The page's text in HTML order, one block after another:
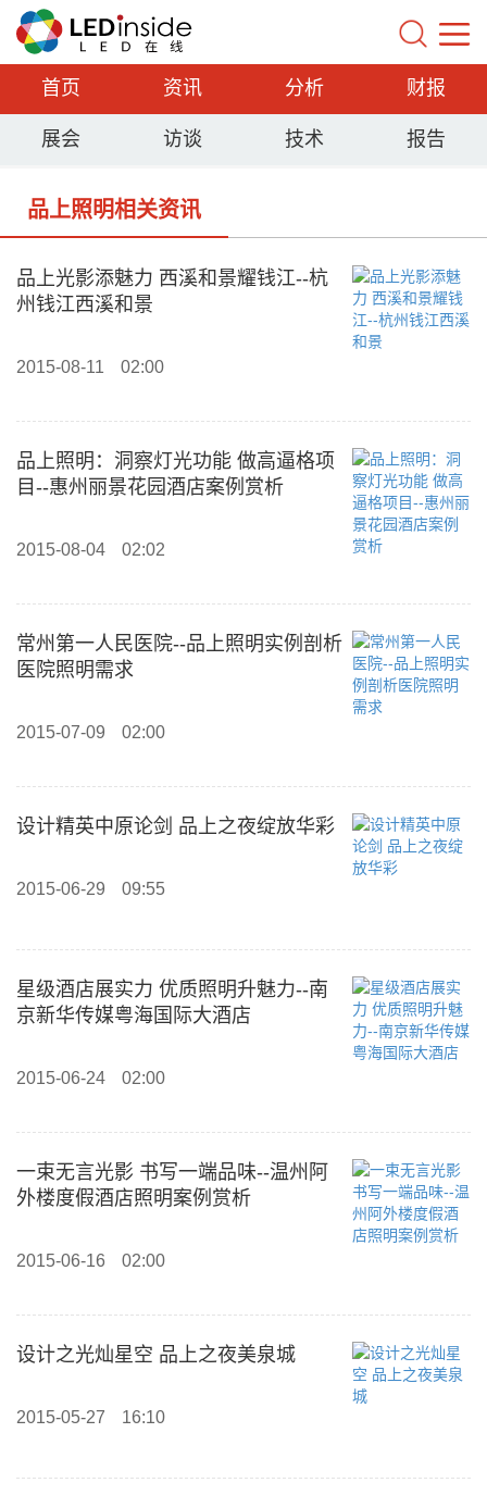
首页 资讯 分析 财报
展会 访谈 技术 报告
品上照明相关资讯
品上光影添魅力 西溪和景耀钱江--杭
州钱江西溪和景
2015-08-11 02:00
品上照明：洞察灯光功能 做高逼格项
目--惠州丽景花园酒店案例赏析
2015-08-04 02:02
常州第一人民医院--品上照明实例剖析
医院照明需求
2015-07-09 02:00
设计精英中原论剑 品上之夜绽放华彩
2015-06-29 09:55
星级酒店展实力 优质照明升魅力--南
京新华传媒粤海国际大酒店
2015-06-24 02:00
一束无言光影 书写一端品味--温州阿
外楼度假酒店照明案例赏析
2015-06-16 02:00
设计之光灿星空 品上之夜美泉城
2015-05-27 16:10